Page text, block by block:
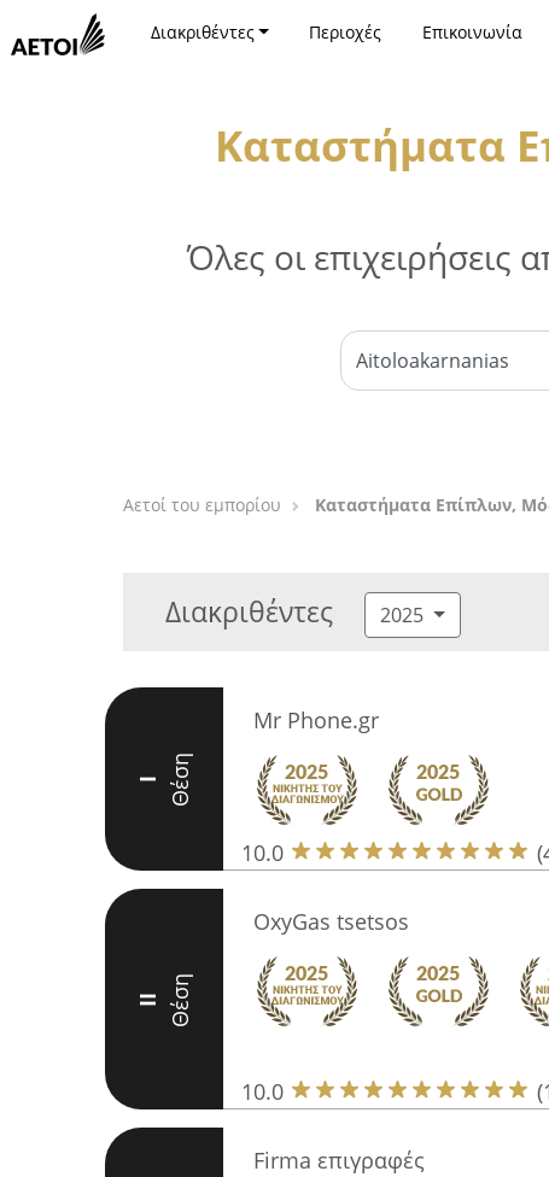
Διακριθέντες Περιοχές Επικοινωνία
Καταστήματα
Όλες οι
Αετοί του εμπορίου Καταστήματα Επίπλων,
Διακριθέντες 2025
I Θέση
Mr Phone.gr
10.0
II Θέση
OxyGas tsetsos
10.0
Firma επιγραφές